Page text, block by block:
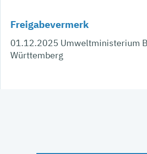
Freigabevermerk
01.12.2025 Umweltministerium
Württemberg